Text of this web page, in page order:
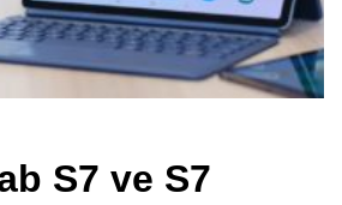
S7 ve S7